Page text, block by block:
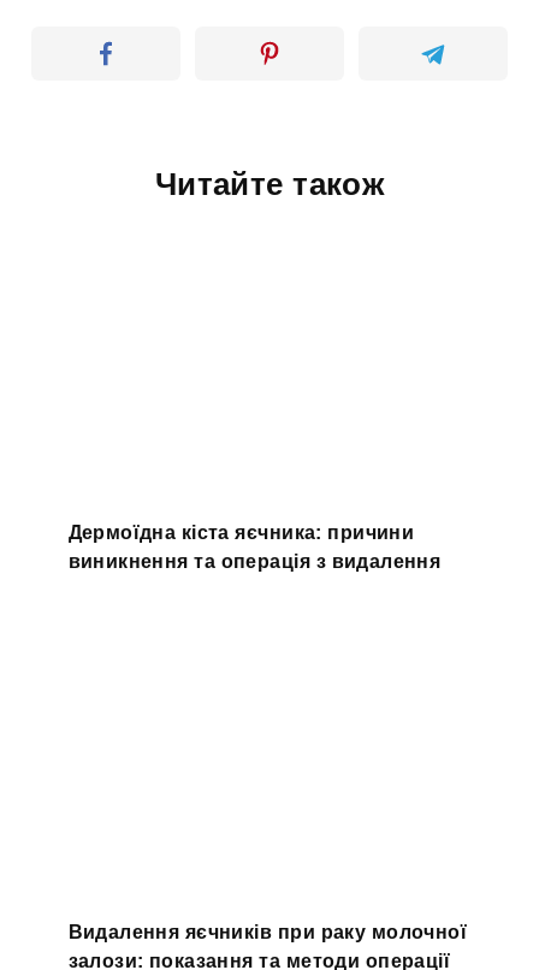
Читайте також
Дермоїдна кіста яєчника: причини
виникнення та операція з видалення
Видалення яєчників при раку молочної
залози: показання та методи операції